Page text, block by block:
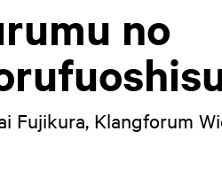
no
Fujikura, Klangforum